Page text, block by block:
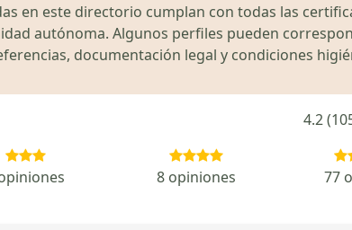
en este directorio cumplan con todas las
autónoma. Algunos perfiles pueden
documentación legal y condiciones
4.2
8 opiniones 77